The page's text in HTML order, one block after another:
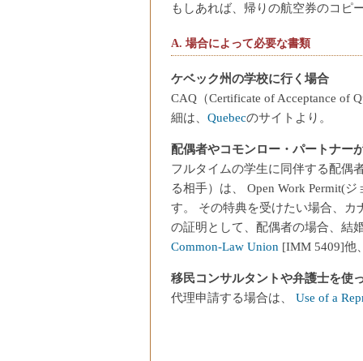
もしあれば、帰りの航空券のコピ
A. 場合によって必要な書類
ケベック州の学校に行く場合
CAQ（Certificate of Acceptance of
細は、 Quebecのサイトより。
配偶者やコモンロー・パートナー
フルタイムの学生に同伴する配偶
る相手）は、 Open Work Permit(
す。 その特典を受けたい場合、
の証明として、配偶者の場合、結
Common-Law Union [IMM 5409]他
移民コンサルタントや弁護士を使
代理申請する場合は、 Use of a